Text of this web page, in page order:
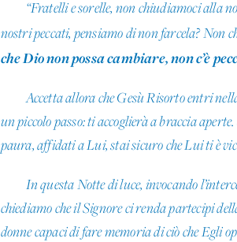
“Fratelli e sorelle, non chiudiamoci alla
nostri peccati, pensiamo di non farcela? Non
che Dio non possa cambiare, non c’è
Accetta allora che Gesù Risorto entri
un piccolo passo: ti accoglierà a braccia
paura, affidati a Lui, stai sicuro che Lui ti è
In questa Notte di luce, invocando
chiediamo che il Signore ci renda partecipi
donne capaci di fare memoria di ciò che Egli